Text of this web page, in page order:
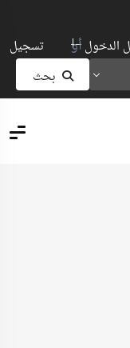
بحث
الدخولأو تسجيل